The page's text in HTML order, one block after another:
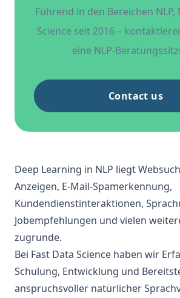
Führend in den Bereichen NLP,
Science seit 2016 –
eine NLP-
Contact us
Deep Learning in NLP liegt
Anzeigen, E-Mail-Spamerkennung,
Kundendienstinteraktionen,
Jobempfehlungen und vielen
zugrunde.
Bei Fast Data Science haben wir
Schulung, Entwicklung und
anspruchsvoller natürlicher